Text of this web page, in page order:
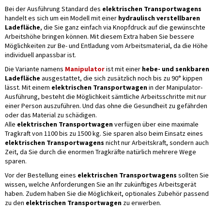
Bei der Ausführung Standard des elektrischen Transportwagens
handelt es sich um ein Modell mit einer hydraulisch verstellbaren
Ladefläche, die Sie ganz einfach via Knopfdruck auf die gewünschte
Arbeitshöhe bringen können. Mit diesem Extra haben Sie bessere
Möglichkeiten zur Be- und Entladung vom Arbeitsmaterial, da die Höhe
individuell anpassbar ist.
Die Variante namens Manipulatorist mit einer hebe- und senkbaren
Ladefläche ausgestattet, die sich zusätzlich noch bis zu 90° kippen
lässt. Mit einem elektrischen Transportwagenin der Manipulator-
Ausführung, besteht die Möglichkeit sämtliche Arbeitsschritte mit nur
einer Person auszuführen. Und das ohne die Gesundheit zu gefährden
oder das Material zu schädigen.
Alle elektrischen Transportwagenverfügen über eine maximale
Tragkraft von 1100 bis zu 1500 kg. Sie sparen also beim Einsatz eines
elektrischen Transportwagens nicht nur Arbeitskraft, sondern auch
Zeit, da Sie durch die enormen Tragkräfte natürlich mehrere Wege
sparen.
Vor der Bestellung eines elektrischen Transportwagens sollten Sie
wissen, welche Anforderungen Sie an Ihr zukünftiges Arbeitsgerät
haben. Zudem haben Sie die Möglichkeit, optionales Zubehör passend
zu den elektrischen Transportwagen zu erwerben.